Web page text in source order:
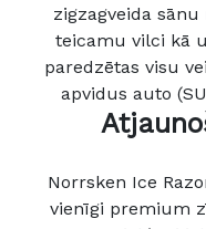
zigzagveida
teicamu vilci kā
paredzētas visu
apvidus auto
Norrsken Ice
vienīgi premium